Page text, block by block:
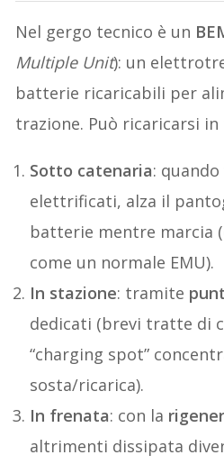
Nel gergo tecnico è un
Multiple Unit): un
batterie ricaricabili per
trazione. Può ricaricarsi
Sotto catenaria:
elettrificati, alza il
batterie mentre marcia
come un normale EMU).
In stazione: tramite
dedicati (brevi tratte di
“charging spot”
sosta/ricarica).
In frenata: con la
altrimenti dissipata